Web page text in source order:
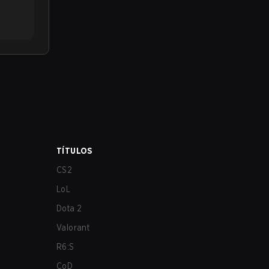
TÍTULOS
CS2
LoL
Dota 2
Valorant
R6:S
CoD